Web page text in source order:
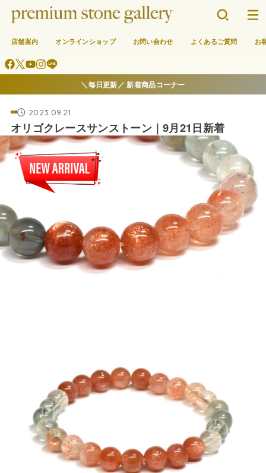
店舗案内 オンラインショップ お問い合わせ よくあるご質問 お
＼毎日更新／ 新着商品コーナー
2023.09.21
オリゴクレースサンストーン｜9月21日新着